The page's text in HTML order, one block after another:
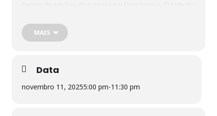
uma tarde e noite cheias de inspiração, networking e
partilha de experiências reais de inovação.
sobre 𝗹𝗶𝗱𝗲𝗿𝗮𝗻𝗰̧𝗮, 𝗱𝗶𝘀𝗰𝗶𝗽𝗹𝗶𝗻𝗮 𝗲 𝘀𝘂𝗽𝗲𝗿𝗮𝗰̧𝗮̃𝗼, valores que
também impulsionam o Digital
MAIS
Data
novembro 11, 20255:00 pm-11:30 pm